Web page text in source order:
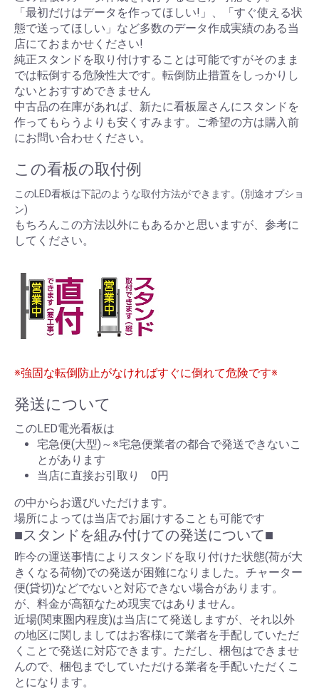
「最初だけはデータを作ってほしい!」、「すぐ使える状
態で送ってほしい」など多数のデータ作成実績のある当
店にておまかせください!
純正スタンドを取り付けすることは可能ですがそのまま
では転倒する危険性大です。転倒防止措置をしっかりし
ないとおすすめできません
中古品の在庫があれば、新たに看板屋さんにスタンドを
作ってもらうよりも安くすみます。ご希望の方は購入前
にお問い合わせください。
この看板の取付例
このLED看板は下記のような取付方法ができます。(別途オプショ
ン)
もちろんこの方法以外にもあるかと思いますが、参考に
してください。
※強固な転倒防止がなければすぐに倒れて危険です※
発送について
このLED電光看板は
宅急便(大型)～※宅急便業者の都合で発送できないこ
とがあります
当店に直接お引取り 0円
の中からお選びいただけます。
場所によっては当店でお届けすることも可能です
■スタンドを組み付けての発送について■
昨今の運送事情によりスタンドを取り付けた状態(荷が大
きくなる荷物)での発送が困難になりました。チャーター
便(貸切)などでないと対応できない場合があります。
が、料金が高額なため現実ではありません。
近場(関東圏内程度)は当店にて発送しますが、それ以外
の地区に関しましてはお客様にて業者を手配していただ
くことで発送に対応できます。ただし、梱包はできませ
んので、梱包までしていただける業者を手配いただくこ
とになります。